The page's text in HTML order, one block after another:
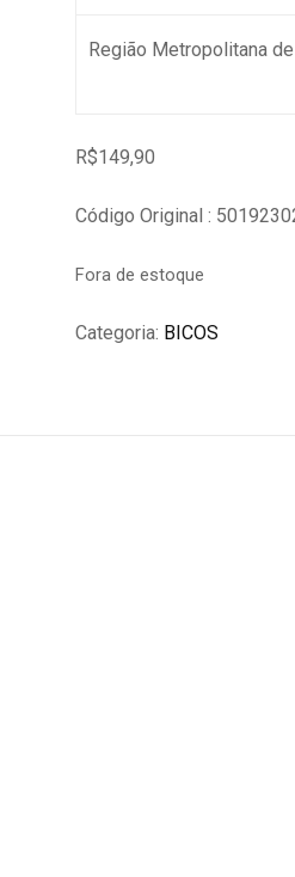
Região Metropolitana
R$149,90
Código Original :
Fora de estoque
Categoria: BICOS